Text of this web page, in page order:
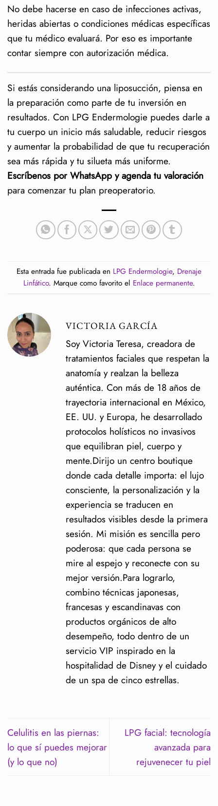
No debe hacerse en caso de infecciones activas,
heridas abiertas o condiciones médicas específicas
que tu médico evaluará. Por eso es importante
contar siempre con autorización médica.
Si estás considerando una liposucción, piensa en
la preparación como parte de tu inversión en
resultados. Con LPG Endermologie puedes darle a
tu cuerpo un inicio más saludable, reducir riesgos
y aumentar la probabilidad de que tu recuperación
sea más rápida y tu silueta más uniforme.
Escríbenos por WhatsApp y agenda tu valoración
para comenzar tu plan preoperatorio.
Esta entrada fue publicada en LPG Endermologie, Drenaje
Linfático. Marque como favorito el Enlace permanente.
VICTORIA GARCÍA
Soy Victoria Teresa, creadora de
tratamientos faciales que respetan la
anatomía y realzan la belleza
auténtica. Con más de 18 años de
trayectoria internacional en México,
EE. UU. y Europa, he desarrollado
protocolos holísticos no invasivos
que equilibran piel, cuerpo y
mente.Dirijo un centro boutique
donde cada detalle importa: el lujo
consciente, la personalización y la
experiencia se traducen en
resultados visibles desde la primera
sesión. Mi misión es sencilla pero
poderosa: que cada persona se
mire al espejo y reconecte con su
mejor versión.Para lograrlo,
combino técnicas japonesas,
francesas y escandinavas con
productos orgánicos de alto
desempeño, todo dentro de un
servicio VIP inspirado en la
hospitalidad de Disney y el cuidado
de un spa de cinco estrellas.
Celulitis en las piernas:
lo que sí puedes mejorar
(y lo que no)
LPG facial: tecnología
avanzada para
rejuvenecer tu piel